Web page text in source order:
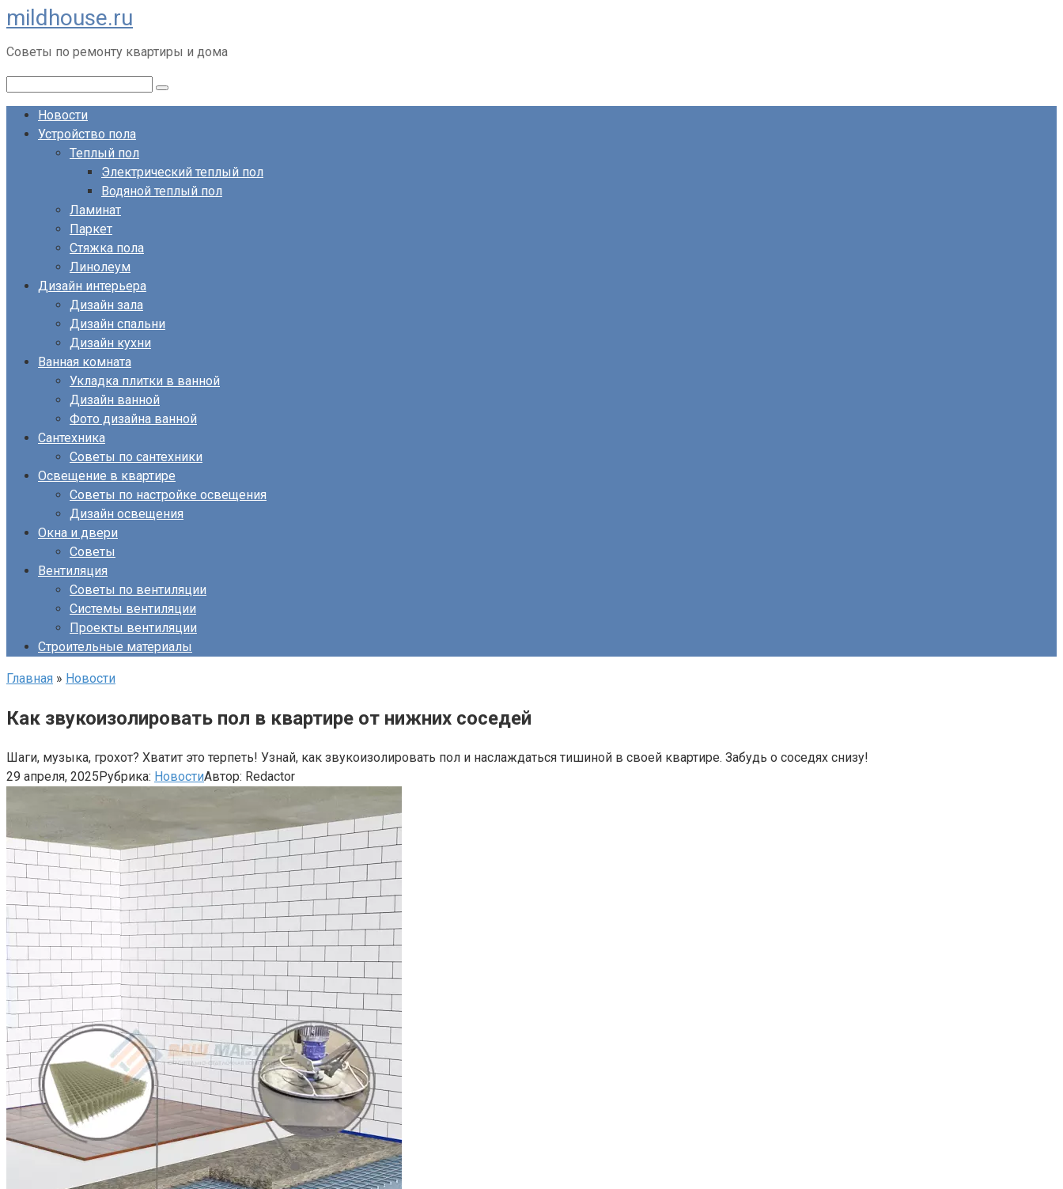
Перейти
к
контенту
mildhouse.ru
Советы по ремонту квартиры и дома
Новости
Устройство пола
Теплый пол
Электрический теплый пол
Водяной теплый пол
Ламинат
Паркет
Стяжка пола
Линолеум
Дизайн интерьера
Дизайн зала
Дизайн спальни
Дизайн кухни
Ванная комната
Укладка плитки в ванной
Дизайн ванной
Фото дизайна ванной
Сантехника
Советы по сантехники
Освещение в квартире
Советы по настройке освещения
Дизайн освещения
Окна и двери
Советы
Вентиляция
Советы по вентиляции
Системы вентиляции
Проекты вентиляции
Строительные материалы
Главная » Новости
Как звукоизолировать пол в квартире от нижних соседей
Шаги, музыка, грохот? Хватит это терпеть! Узнай, как звукоизолировать пол и наслаждаться тишиной в своей квартире. Забудь о соседях снизу!
29 апреля, 2025Рубрика: НовостиАвтор: Redactor